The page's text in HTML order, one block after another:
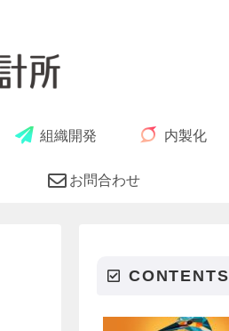
組織開発 内製化
お問合わせ
CONTENTS